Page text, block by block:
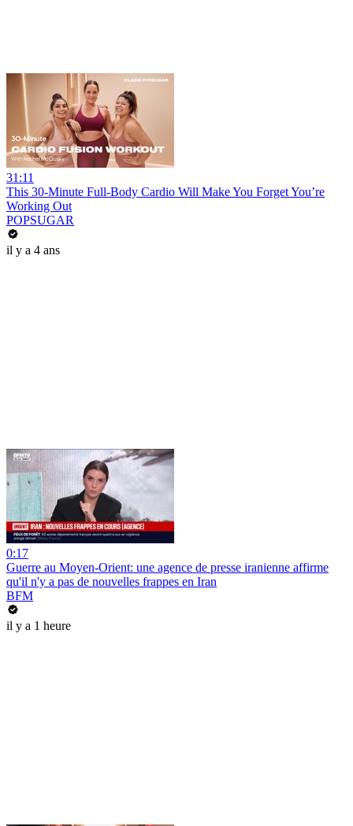
31:11
This 30-Minute Full-Body Cardio Will Make You Forget You’re
Working Out
POPSUGAR
il y a 4 ans
0:17
Guerre au Moyen-Orient: une agence de presse iranienne affirme
qu'il n'y a pas de nouvelles frappes en Iran
BFM
il y a 1 heure